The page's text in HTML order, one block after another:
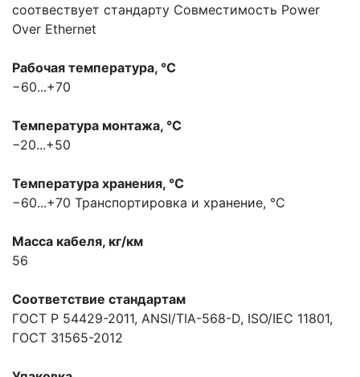
соотвествует стандарту Совместимость Power
Over Ethernet
Рабочая температура, °С
−60...+70
Температура монтажа, °С
−20...+50
Температура хранения, °С
−60...+70 Транспортировка и хранение, °С
Масса кабеля, кг/км
56
Соответствие стандартам
ГОСТ Р 54429-2011, ANSI/TIA-568-D, ISO/IEC 11801,
ГОСТ 31565-2012